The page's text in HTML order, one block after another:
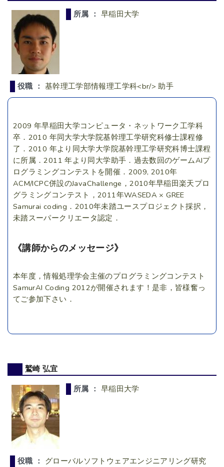
所属 ： 早稲田大学
役職 ： 基幹理工学部情報理工学科<br/> 助手
2009 年早稲田大学コンピュータ・ネットワーク工学科
卒．2010 年同大学大学院基幹理工学研究科修士課程修
了．2010 年より同大学大学院基幹理工学研究科博士課程
に所属．2011 年より同大学助手．過去数回のゲームAIプ
ログラミングコンテストを開催．2009, 2010年
ACM/ICPC併設のJavaChallenge，2010年早稲田楽天プロ
グラミングコンテスト，2011年WASEDA × GREE
Samurai coding．2010年未踏ユースプロジェクト採択，
未踏スーパークリエータ認定．
《講師からのメッセージ》
本年度，情報処理学会主催のプログラミングコンテスト
SamurAI Coding 2012が開催されます！是非，皆様奮っ
てご参加下さい．
鷲崎 弘宜
所属 ： 早稲田大学
役職 ： グローバルソフトウェアエンジニアリング研究